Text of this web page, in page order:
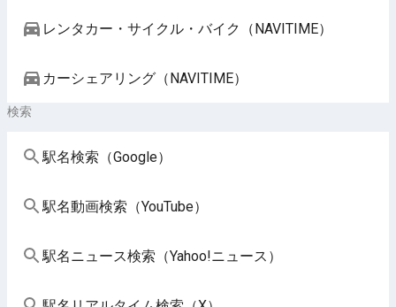
レンタカー・サイクル・バイク（NAVITIME）
カーシェアリング（NAVITIME）
検索
駅名検索（Google）
駅名動画検索（YouTube）
駅名ニュース検索（Yahoo!ニュース）